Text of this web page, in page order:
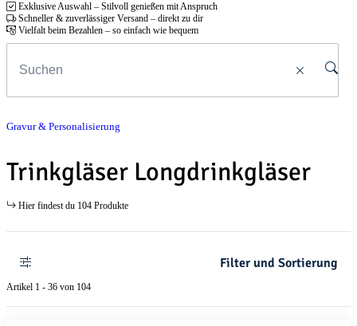
Exklusive Auswahl – Stilvoll genießen mit Anspruch
Schneller & zuverlässiger Versand – direkt zu dir
Vielfalt beim Bezahlen – so einfach wie bequem
Gravur & Personalisierung
Trinkgläser Longdrinkgläser
Hier findest du 104 Produkte
Filter und Sortierung
Artikel 1 - 36 von 104